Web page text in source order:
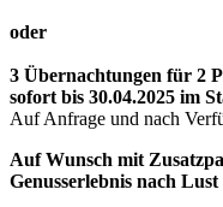
oder
3 Übernachtungen für 2
sofort bis 30.04.2025 im
Auf Anfrage und nach
Auf Wunsch mit
Genusserlebnis nach